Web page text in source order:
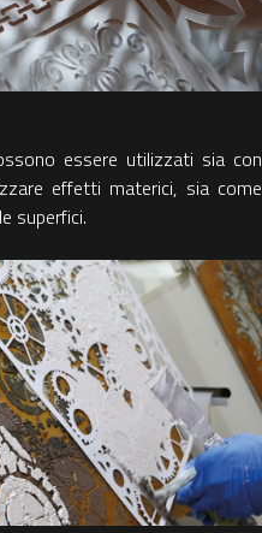
essere utilizzati sia con
effetti materici, sia come
superfici.